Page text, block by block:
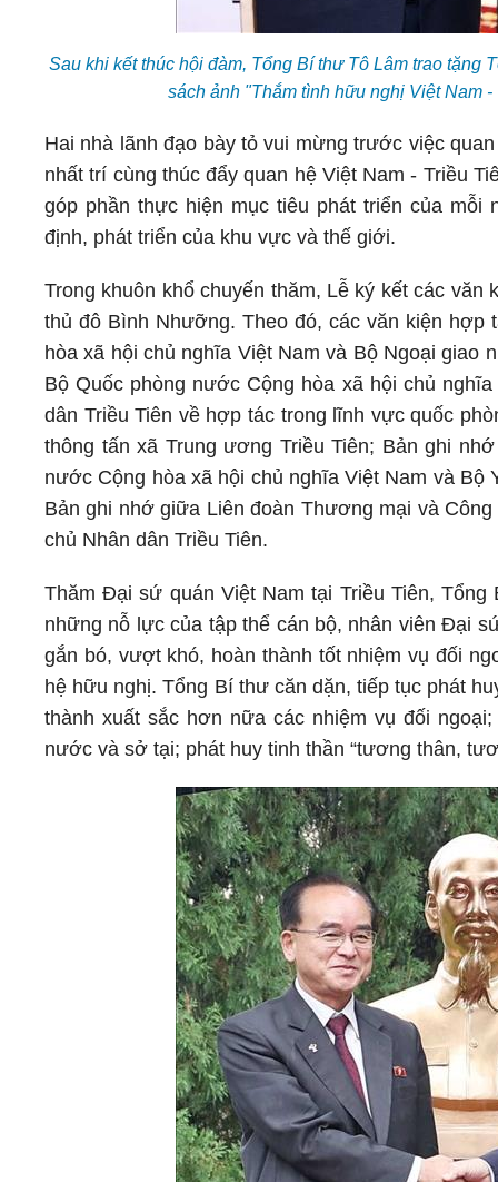
Sau khi kết thúc hội đàm, Tổng Bí thư Tô Lâm trao tặng
sách ảnh "Thắm tình hữu nghị Việt Nam
Hai nhà lãnh đạo bày tỏ vui mừng trước việc
nhất trí cùng thúc đẩy quan hệ Việt Nam - Triều
góp phần thực hiện mục tiêu phát triển của
định, phát triển của khu vực và thế giới.
Trong khuôn khổ chuyến thăm, Lễ ký kết các
thủ đô Bình Nhưỡng. Theo đó, các văn kiện
hòa xã hội chủ nghĩa Việt Nam và Bộ Ngoại giao
Bộ Quốc phòng nước Cộng hòa xã hội chủ
dân Triều Tiên về hợp tác trong lĩnh vực quốc
thông tấn xã Trung ương Triều Tiên; Bản ghi
nước Cộng hòa xã hội chủ nghĩa Việt Nam và Bộ
Bản ghi nhớ giữa Liên đoàn Thương mại và
chủ Nhân dân Triều Tiên.
Thăm Đại sứ quán Việt Nam tại Triều Tiên,
những nỗ lực của tập thể cán bộ, nhân viên Đại
gắn bó, vượt khó, hoàn thành tốt nhiệm vụ đối
hệ hữu nghị. Tổng Bí thư căn dặn, tiếp tục phát
thành xuất sắc hơn nữa các nhiệm vụ đối
nước và sở tại; phát huy tinh thần “tương thân,